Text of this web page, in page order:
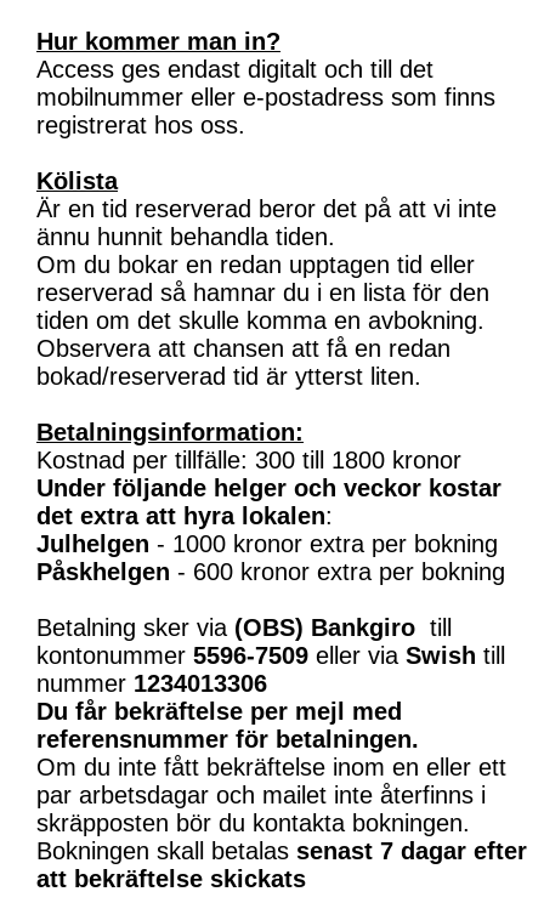
Hur kommer man in?
Access ges endast digitalt och till det
mobilnummer eller e-postadress som finns
registrerat hos oss.
Kölista
Är en tid reserverad beror det på att vi inte
ännu hunnit behandla tiden.
Om du bokar en redan upptagen tid eller
reserverad så hamnar du i en lista för den
tiden om det skulle komma en avbokning.
Observera att chansen att få en redan
bokad/reserverad tid är ytterst liten.
Betalningsinformation:
Kostnad per tillfälle: 300 till 1800 kronor
Under följande helger och veckor kostar
det extra att hyra lokalen:
Julhelgen - 1000 kronor extra per bokning
Påskhelgen - 600 kronor extra per bokning
Betalning sker via (OBS) Bankgiro till
kontonummer 5596-7509 eller via Swish till
nummer 1234013306
Du får bekräftelse per mejl med
referensnummer för betalningen.
Om du inte fått bekräftelse inom en eller ett
par arbetsdagar och mailet inte återfinns i
skräpposten bör du kontakta bokningen.
Bokningen skall betalas senast 7 dagar efter
att bekräftelse skickats